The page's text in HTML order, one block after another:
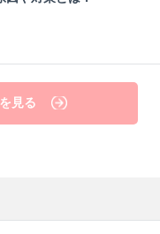
見る